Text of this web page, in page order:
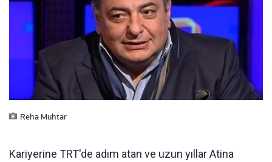
Reha Muhtar
Kariyerine TRT'de adım atan ve uzun yıllar Atina